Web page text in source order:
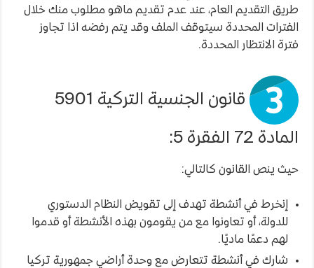
طريق التقديم العام، عند عدم تقديم ماهو مطلوب منك خلال
الفترات المحددة سيتوقف الملف وقد يتم رفضه اذا تجاوز
فترة الانتظار المحددة.
قانون الجنسية التركية 5901
المادة 72 الفقرة 5:
حيث ينص القانون كالتالي:
إنخرط في أنشطة تهدف إلى تقويض النظام الدستوري
للدولة، أو تعاونوا مع من يقومون بهذه الأنشطة أو قدموا
لهم دعمًا ماديًا.
شارك في أنشطة تتعارض مع وحدة أراضي جمهورية تركيا